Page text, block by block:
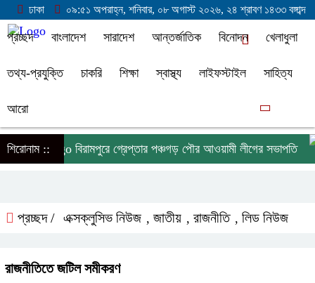
ঢাকা ০৯:৫১ অপরাহ্ন, শনিবার, ০৮ অগাস্ট ২০২৬, ২৪ শ্রাবণ ১৪৩৩ বঙ্গাব্দ
প্রচ্ছদ বাংলাদেশ সারাদেশ আন্তর্জাতিক বিনোদন খেলাধুলা
তথ্য-প্রযুক্তি চাকরি শিক্ষা স্বাস্থ্য লাইফস্টাইল সাহিত্য
আরো
শিরোনাম :: বিরামপুরে গ্রেপ্তার পঞ্চগড় পৌর আওয়ামী লীগের সভাপতি
প্রচ্ছদ / এক্সক্লুসিভ নিউজ , জাতীয় , রাজনীতি , লিড নিউজ
রাজনীতিতে জটিল সমীকরণ